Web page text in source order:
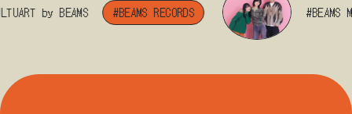
by BEAMS #BEAMS RECORDS #BEAMS